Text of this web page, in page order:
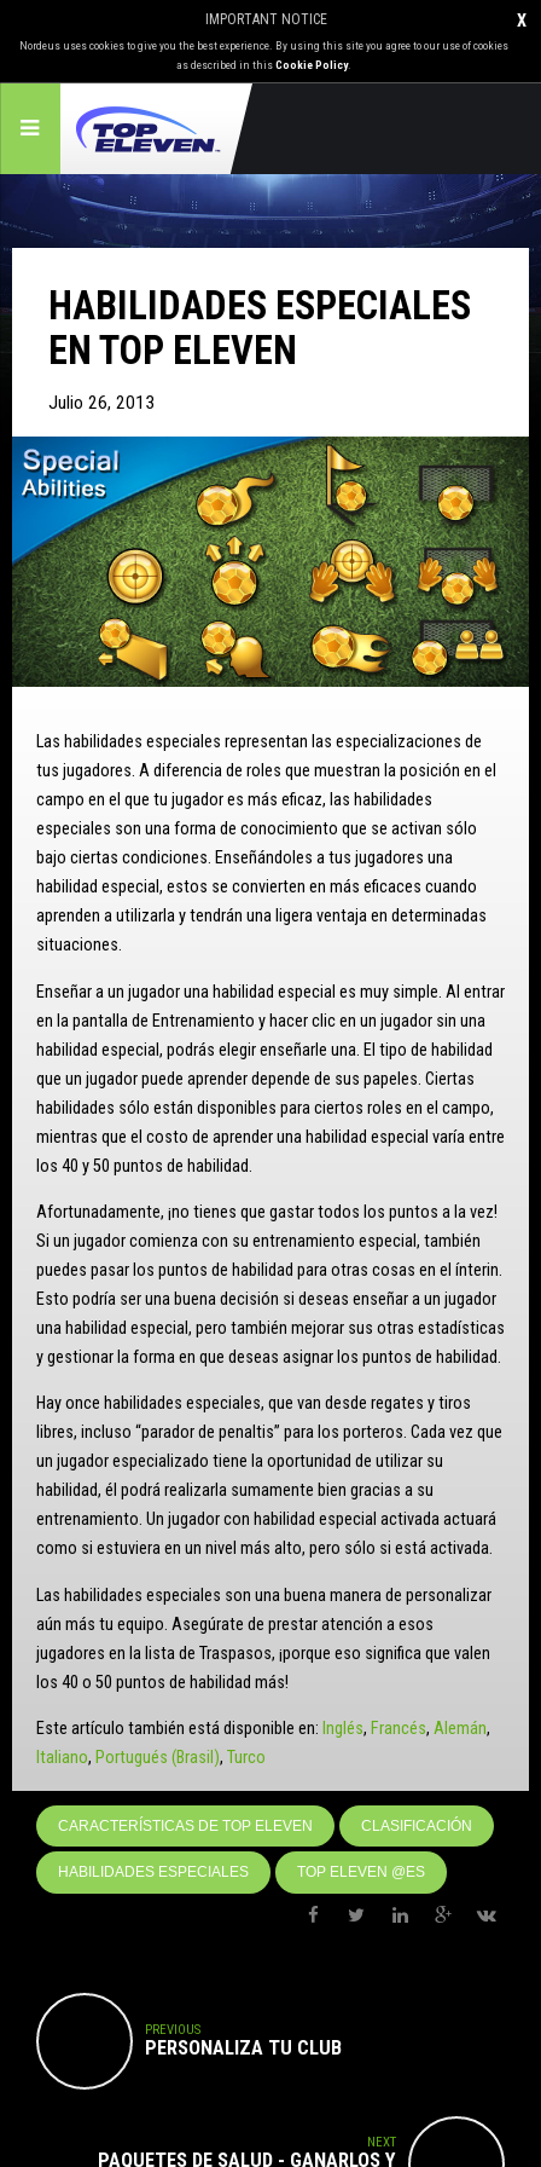
X
IMPORTANT NOTICE
Nordeus uses cookies to give you the best experience. By using this site you agree to our use of cookies
as described in thisCookie Policy.
HABILIDADES ESPECIALES
EN TOP ELEVEN
Julio 26, 2013
Las habilidades especiales representan las especializaciones de
tus jugadores. A diferencia de roles que muestran la posición en el
campo en el que tu jugador es más eficaz, las habilidades
especiales son una forma de conocimiento que se activan sólo
bajo ciertas condiciones. Enseñándoles a tus jugadores una
habilidad especial, estos se convierten en más eficaces cuando
aprenden a utilizarla y tendrán una ligera ventaja en determinadas
situaciones.
Enseñar a un jugador una habilidad especial es muy simple. Al entrar
en la pantalla de Entrenamiento y hacer clic en un jugador sin una
habilidad especial, podrás elegir enseñarle una. El tipo de habilidad
que un jugador puede aprender depende de sus papeles. Ciertas
habilidades sólo están disponibles para ciertos roles en el campo,
mientras que el costo de aprender una habilidad especial varía entre
los 40 y 50 puntos de habilidad.
Afortunadamente, ¡no tienes que gastar todos los puntos a la vez!
Si un jugador comienza con su entrenamiento especial, también
puedes pasar los puntos de habilidad para otras cosas en el ínterin.
Esto podría ser una buena decisión si deseas enseñar a un jugador
una habilidad especial, pero también mejorar sus otras estadísticas
y gestionar la forma en que deseas asignar los puntos de habilidad.
Hay once habilidades especiales, que van desde regates y tiros
libres, incluso “parador de penaltis” para los porteros. Cada vez que
un jugador especializado tiene la oportunidad de utilizar su
habilidad, él podrá realizarla sumamente bien gracias a su
entrenamiento. Un jugador con habilidad especial activada actuará
como si estuviera en un nivel más alto, pero sólo si está activada.
Las habilidades especiales son una buena manera de personalizar
aún más tu equipo. Asegúrate de prestar atención a esos
jugadores en la lista de Traspasos, ¡porque eso significa que valen
los 40 o 50 puntos de habilidad más!
Este artículo también está disponible en: Inglés Francés Alemán
Italiano Portugués (Brasil) Turco
CARACTERÍSTICAS DE TOP ELEVEN CLASIFICACIÓN
HABILIDADES ESPECIALES TOP ELEVEN @ES
PREVIOUS
PERSONALIZA TU CLUB
NEXT
PAQUETES DE SALUD - GANARLOS Y